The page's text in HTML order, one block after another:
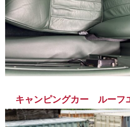
キャンピングカー ルーフ